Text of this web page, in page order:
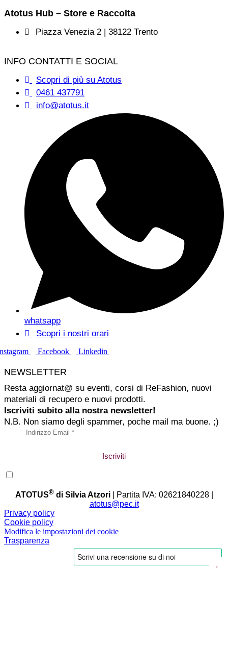
Atotus Hub – Store e Raccolta
Piazza Venezia 2 | 38122 Trento
INFO CONTATTI E SOCIAL
Scopri di più su Atotus
0461 437791
info@atotus.it
whatsapp
Scopri i nostri orari
Facebook Linkedin
NEWSLETTER
Resta aggiornat@ su eventi, corsi di ReFashion, nuovi
materiali di recupero e nuovi prodotti.
Iscriviti subito alla nostra newsletter!
N.B. Non siamo degli spammer, poche mail ma buone. ;)
ATOTUS®di Silvia Atzori| Partita IVA: 02621840228 |
atotus@pec.it
Privacy policy
Cookie policy
Modifica le impostazioni dei cookie
Trasparenza